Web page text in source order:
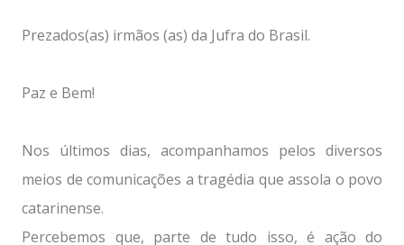
Prezados(as) irmãos (as) da Jufra do Brasil.
Paz e Bem!
Nos últimos dias, acompanhamos pelos diversos
meios de comunicações a tragédia que assola o povo
catarinense.
Percebemos que, parte de tudo isso, é ação do